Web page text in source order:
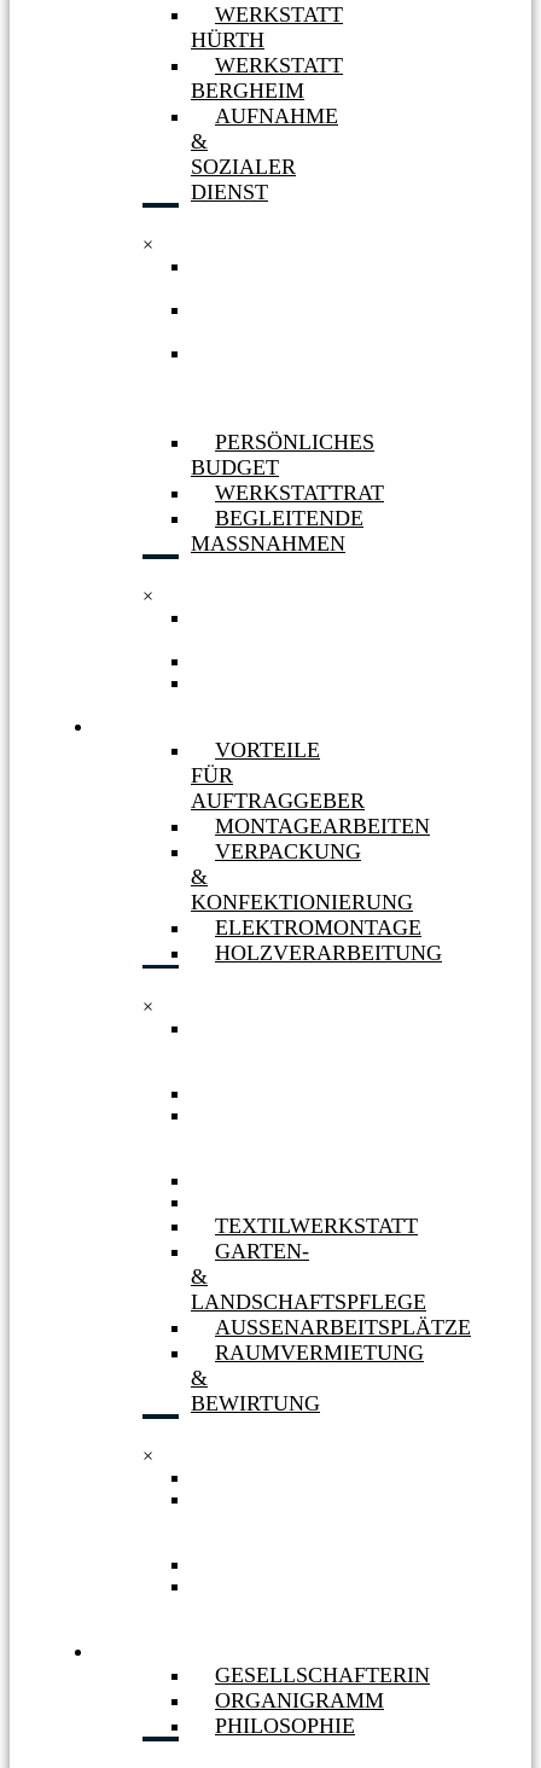
WERKSTATT
HÜRTH
WERKSTATT
BERGHEIM
AUFNAHME
&
SOZIALER
DIENST
×
PERSÖNLICHES
BUDGET
WERKSTATTRAT
BEGLEITENDE
MASSNAHMEN
×
VORTEILE
FÜR
AUFTRAGGEBER
MONTAGEARBEITEN
VERPACKUNG
&
KONFEKTIONIERUNG
ELEKTROMONTAGE
HOLZVERARBEITUNG
×
TEXTILWERKSTATT
GARTEN-
&
LANDSCHAFTSPFLEGE
AUSSENARBEITSPLÄTZE
RAUMVERMIETUNG
&
BEWIRTUNG
×
GESELLSCHAFTERIN
ORGANIGRAMM
PHILOSOPHIE